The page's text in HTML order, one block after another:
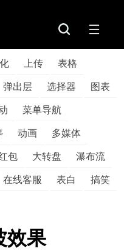
上传
表格
弹出层 选择器
图表
菜单导航
动画
多媒体
包 大转盘
瀑布流
在线客服 表白
搞笑
效果